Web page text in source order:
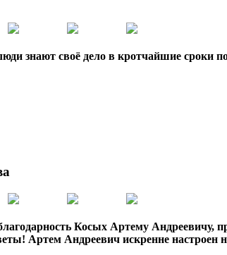
знают своё дело в кротчайшие сроки
Косых Артему Андреевичу,
Артем Андреевич искренне